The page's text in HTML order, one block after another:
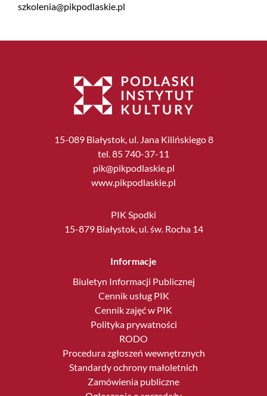
szkolenia@pikpodlaskie.pl
15-089 Białystok, ul. Jana Kilińskiego 8
tel. 85 740-37-11
pik@pikpodlaskie.pl
www.pikpodlaskie.pl
PIK Spodki
15-879 Białystok, ul. św. Rocha 14
Informacje
Biuletyn Informacji Publicznej
Cennik usług PIK
Cennik zajęć w PIK
Polityka prywatności
RODO
Procedura zgłoszeń wewnętrznych
Standardy ochrony małoletnich
Zamówienia publiczne